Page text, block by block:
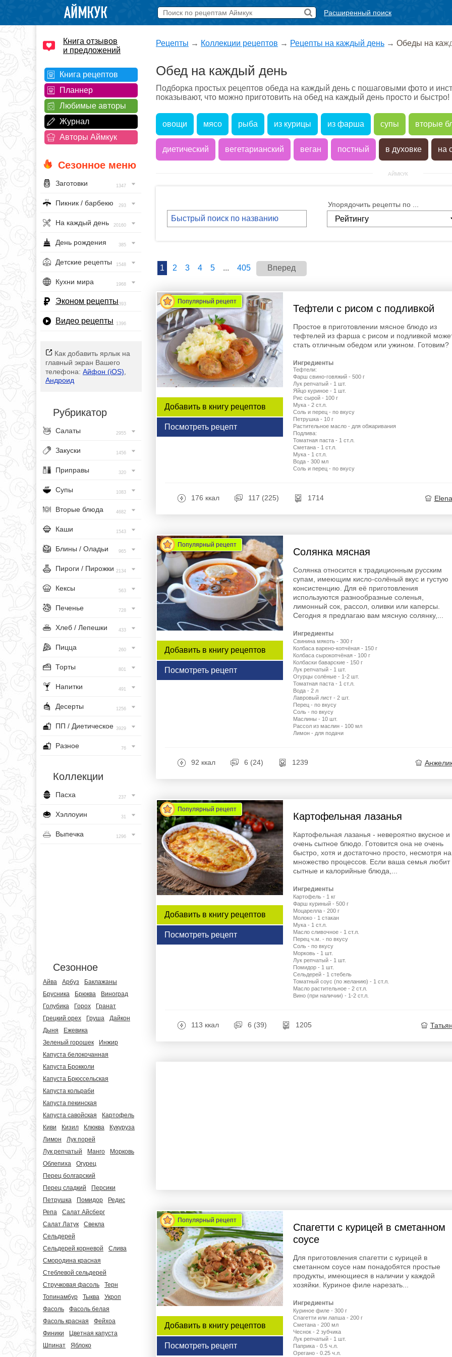
Расширенный поиск
Книга отзывов
и предложений
Книга рецептов
Планнер
Любимые авторы
Журнал
Авторы Аймкук
Сезонное меню
Заготовки 1347
Пикник / барбекю 293
На каждый день 20160
День рождения 385
Детские рецепты 1548
Кухни мира 1968
Эконом рецепты393
Видео рецепты 1396
Как добавить ярлык на
главный экран Вашего
телефона: Айфон (iOS)
Андроид
Рубрикатор
Салаты 2955
Закуски 1456
Приправы 320
Супы 1083
Вторые блюда 4682
Каши 1543
Блины / Оладьи 965
Пироги / Пирожки 2134
Кексы 563
Печенье 728
Хлеб / Лепешки 433
Пицца 260
Торты 801
Напитки 491
Десерты 1256
ПП / Диетическое 3929
Разное 76
Коллекции
Пасха 237
Хэллоуин 31
Выпечка 1296
Сезонное
Айва Арбуз
Баклажаны
Брусника
Брюква
Виноград
Голубика
Горох
Гранат
Грецкий орех
Груша
Дайкон
Дыня
Ежевика
Зеленый горошек
Инжир
Капуста белокочанная
Капуста Брокколи
Капуста Брюссельская
Капуста кольраби
Капуста пекинская
Капуста савойская
Картофель
Киви
Кизил Клюква
Кукуруза
Лимон
Лук порей
Лук репчатый
Манго
Морковь
Облепиха
Огурец
Перец болгарский
Перец сладкий
Персики
Петрушка
Помидор
Редис
Репа
Салат Айсберг
Салат Латук
Свекла
Сельдерей
Сельдерей корневой
Слива
Смородина красная
Стеблевой сельдерей
Стручковая фасоль
Терн
Топинамбур
Тыква
Укроп
Фасоль
Фасоль белая
Фасоль красная
Фейхоа
Финики
Цветная капуста
Шпинат
Яблоко
Рецепты → Коллекции рецептов → Рецепты на каждый день → Обеды на
Обед на каждый день
Подборка простых рецептов обеда на каждый день с пошаговыми фото и
показывают, что можно приготовить на обед на каждый день просто и быстро!
овощи мясо рыба из курицы из фарша супы вторые
диетический вегетарианский веган постный в духовке на
АЙМКУК
Упорядочить рецепты по ...
1 2 3 4 5 ... 405 Вперед
Популярный рецепт
Добавить в книгу рецептов
Посмотреть рецепт
Тефтели с рисом с подливкой
Простое в приготовлении мясное блюдо из
тефтелей из фарша с рисом и подливкой
стать отличным обедом или ужином. Готовим?
Ингредиенты
Тефтели:
Фарш свино-говяжий - 500 г
Лук репчатый - 1 шт.
Яйцо куриное - 1 шт.
Рис сырой - 100 г
Мука - 2 ст.л.
Соль и перец - по вкусу
Петрушка - 10 г
Растительное масло - для обжаривания
Подлива:
Томатная паста - 1 ст.л.
Сметана - 1 ст.л.
Мука - 1 ст.л.
Вода - 300 мл
Соль и перец - по вкусу
176 ккал 117 (225) 1714
Популярный рецепт
Добавить в книгу рецептов
Посмотреть рецепт
Солянка мясная
Солянка относится к традиционным русским
супам, имеющим кисло-солёный вкус и густую
консистенцию. Для её приготовления
используются разнообразные соленья,
лимонный сок, рассол, оливки или каперсы.
Сегодня я предлагаю вам мясную солянку,...
Ингредиенты
Свинина мякоть - 300 г
Колбаса варено-копчёная - 150 г
Колбаса сырокопчёная - 100 г
Колбаски баварские - 150 г
Лук репчатый - 1 шт.
Огурцы солёные - 1-2 шт.
Томатная паста - 1 ст.л.
Вода - 2 л
Лавровый лист - 2 шт.
Перец - по вкусу
Соль - по вкусу
Маслины - 10 шт.
Рассол из маслин - 100 мл
Лимон - для подачи
92 ккал 6 (24) 1239
Популярный рецепт
Добавить в книгу рецептов
Посмотреть рецепт
Картофельная лазанья
Картофельная лазанья - невероятно вкусное и
очень сытное блюдо. Готовится она не очень
быстро, хотя и достаточно просто, несмотря на
множество процессов. Если ваша семья любит
сытные и калорийные блюда,...
Ингредиенты
Картофель - 1 кг
Фарш куриный - 500 г
Моцарелла - 200 г
Молоко - 1 стакан
Мука - 1 ст.л.
Масло сливочное - 1 ст.л.
Перец ч.м. - по вкусу
Соль - по вкусу
Морковь - 1 шт.
Лук репчатый - 1 шт.
Помидор - 1 шт.
Сельдерей - 1 стебель
Томатный соус (по желанию) - 1 ст.л.
Масло растительное - 2 ст.л.
Вино (при наличии) - 1-2 ст.л.
113 ккал 6 (39) 1205
Популярный рецепт
Добавить в книгу рецептов
Посмотреть рецепт
Спагетти с курицей в сметанном
соусе
Для приготовления спагетти с курицей в
сметанном соусе нам понадобятся простые
продукты, имеющиеся в наличии у каждой
хозяйки. Куриное филе нарезать...
Ингредиенты
Куриное филе - 300 г
Спагетти или лапша - 200 г
Сметана - 200 мл
Чеснок - 2 зубчика
Лук репчатый - 1 шт.
Паприка - 0.5 ч.л.
Орегано - 0.25 ч.л.